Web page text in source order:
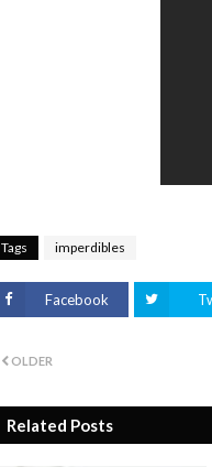
Tags imperdibles
Facebook
OLDER
Related Posts